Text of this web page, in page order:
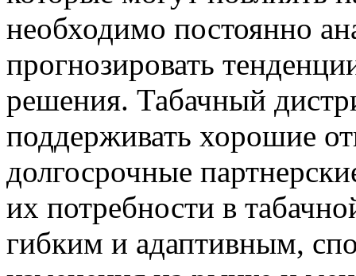
необходимо постоянно
прогнозировать
решения. Табачный
поддерживать хорошие
долгосрочные
их потребности в
гибким и адаптивным,